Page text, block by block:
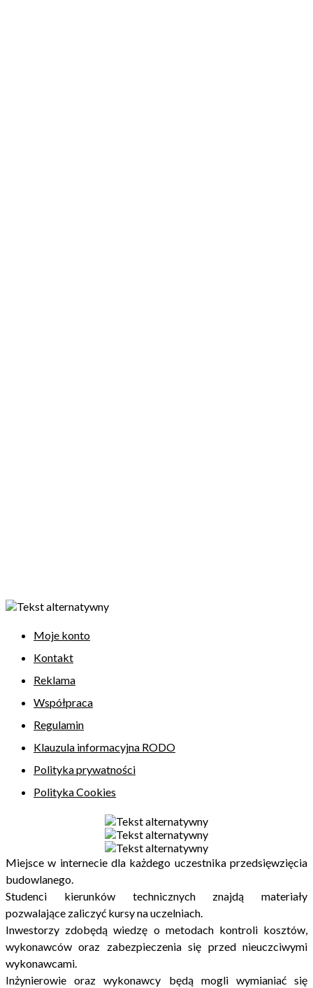
Moje konto
Kontakt
Reklama
Współpraca
Regulamin
Klauzula informacyjna RODO
Polityka prywatności
Polityka Cookies
Miejsce w internecie dla każdego uczestnika przedsięwzięcia
budowlanego.
Studenci kierunków technicznych znajdą materiały
pozwalające zaliczyć kursy na uczelniach.
Inwestorzy zdobędą wiedzę o metodach kontroli kosztów,
wykonawców oraz zabezpieczenia się przed nieuczciwymi
wykonawcami.
Inżynierowie oraz wykonawcy będą mogli wymianiać się